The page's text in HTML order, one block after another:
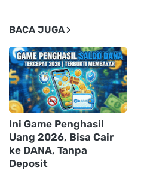
BACA JUGA
Ini Game Penghasil
Uang 2026, Bisa Cair
ke DANA, Tanpa
Deposit